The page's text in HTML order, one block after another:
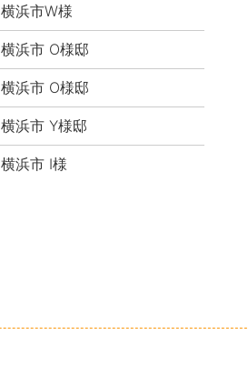
横浜市W様
横浜市 O様邸
横浜市 O様邸
横浜市 Y様邸
横浜市 I様